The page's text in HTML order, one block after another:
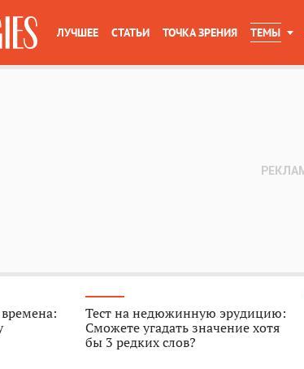
ЛУЧШЕЕ СТАТЬИ ТОЧКА ЗРЕНИЯ ТЕМЫ
Тест на недюжинную эрудицию:
Сможете угадать значение хотя
бы 3 редких слов?